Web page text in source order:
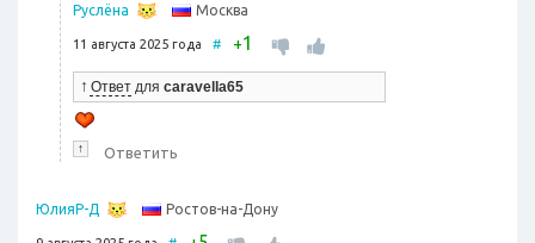
Руслёна Москва
11 августа 2025 года # +1
↑ Ответ для caravella65
↑ Ответить
ЮлияР-Д Ростов-на-Дону